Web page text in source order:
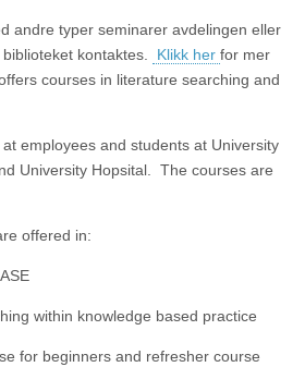
andre typer seminarer avdelingen eller
kontaktes.
Klikk her for mer
courses in literature searching and
employees and students at University
University Hopsital. The courses are
offered in:
within knowledge based practice
beginners and refresher course